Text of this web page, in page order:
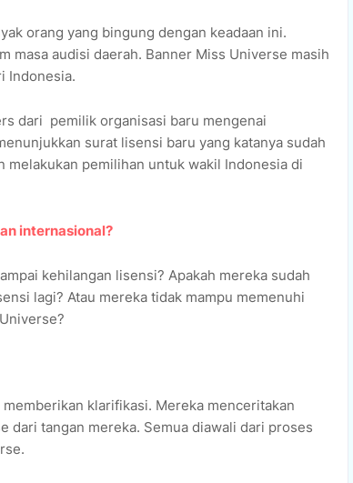
orang yang bingung dengan keadaan ini.
masa audisi daerah. Banner Miss Universe masih
Indonesia.
dari pemilik organisasi baru mengenai
surat lisensi baru yang katanya sudah
melakukan pemilihan untuk wakil Indonesia di
internasional?
kehilangan lisensi? Apakah mereka sudah
lagi? Atau mereka tidak mampu memenuhi
klarifikasi. Mereka menceritakan
dari tangan mereka. Semua diawali dari proses